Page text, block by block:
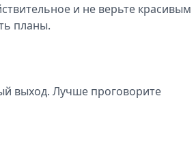
и не верьте красивым
планы.
выход. Лучше проговорите